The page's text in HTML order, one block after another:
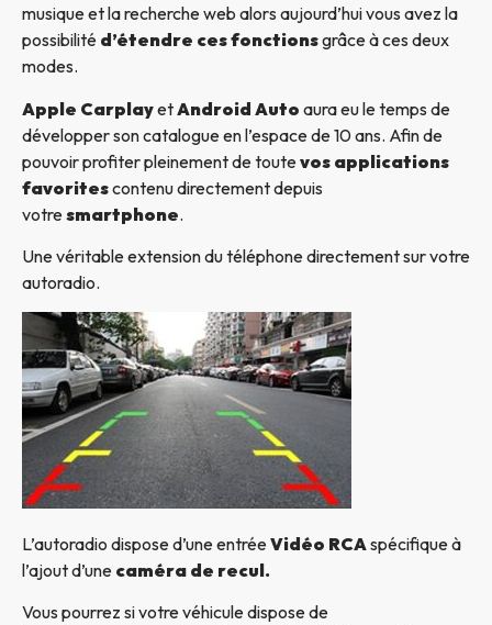
musique et la recherche web alors aujourd’hui vous avez la
possibilité d’étendre ces fonctionsgrâce à ces deux
modes.
Apple CarplayetAndroid Auto aura eu le temps de
développer son catalogue en l’espace de 10 ans. Afin de
pouvoir profiter pleinement de toutevos applications
favoritescontenu directement depuis
votresmartphone.
Une véritable extension du téléphone directement sur votre
autoradio.
L’autoradio dispose d’une entréeVidéo RCAspécifique à
l’ajout d’une caméra de recul.
Vous pourrez si votre véhicule dispose de